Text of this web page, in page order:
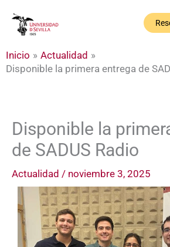
Inicio
Actualidad
Disponible la primera entrega de
Disponible la
de SADUS Radio
Actualidad / noviembre 3, 2025